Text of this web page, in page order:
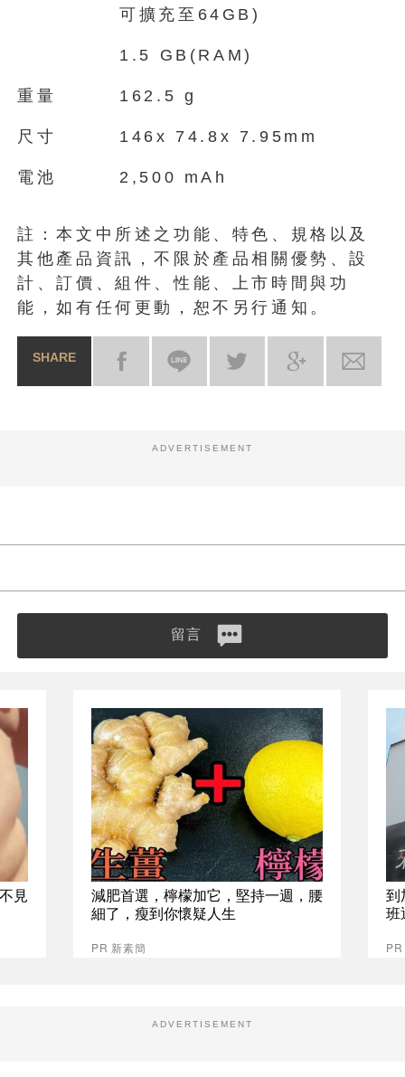
可擴充至64GB)
1.5 GB(RAM)
重量 162.5 g
尺寸 146x 74.8x 7.95mm
電池 2,500 mAh
註：本文中所述之功能、特色、規格以及
其他產品資訊，不限於產品相關優勢、設
計、訂價、組件、性能、上市時間與功
能，如有任何更動，恕不另行通知。
SHARE
ADVERTISEMENT
留言
見
減肥首選，檸檬加它，堅持一週，腰
細了，瘦到你懷疑人生
PR 新素簡
到
班
ADVERTISEMENT